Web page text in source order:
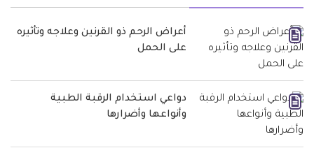
أعراض الرحم ذو القرنين وعلاجه وتأثيره
على الحمل
دواعي استخدام الرقبة الطبية
وأنواعها وأضرارها